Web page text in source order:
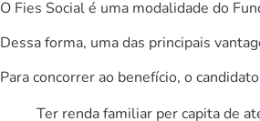
O Fies Social é uma modalidade do
Dessa forma, uma das principais
Para concorrer ao benefício, o
Ter renda familiar per capita de